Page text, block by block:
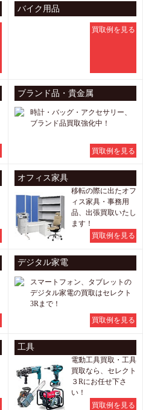
バイク用品
買取例を見る
ブランド品・貴金属
時計・バッグ・アクセサリー、
ブランド品買取強化中！
買取例を見る
オフィス家具
移転の際に出たオフ
ィス家具・事務用
品、出張買取いたし
ます！
買取例を見る
デジタル家電
スマートフォン、タブレットの
デジタル家電の買取はセレクト
3Rまで！
買取例を見る
工具
電動工具買取・工具
買取なら、セレクト
３Rにお任せ下さ
い！
買取例を見る